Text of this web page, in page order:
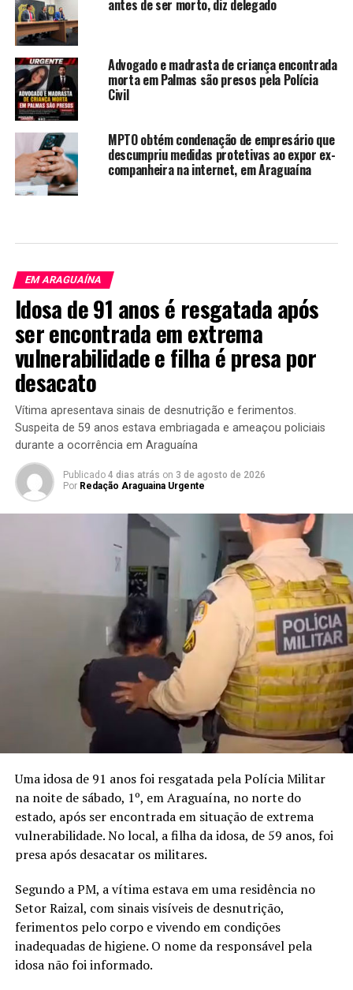
antes de ser morto, diz delegado
Advogado e madrasta de criança encontrada
morta em Palmas são presos pela Polícia
Civil
MPTO obtém condenação de empresário que
descumpriu medidas protetivas ao expor ex-
companheira na internet, em Araguaína
EM ARAGUAÍNA
Idosa de 91 anos é resgatada após
ser encontrada em extrema
vulnerabilidade e filha é presa por
desacato
Vítima apresentava sinais de desnutrição e ferimentos.
Suspeita de 59 anos estava embriagada e ameaçou policiais
durante a ocorrência em Araguaína
Publicado 4 dias atrás on 3 de agosto de 2026
Por Redação Araguaina Urgente
Uma idosa de 91 anos foi resgatada pela Polícia Militar
na noite de sábado, 1º, em Araguaína, no norte do
estado, após ser encontrada em situação de extrema
vulnerabilidade. No local, a filha da idosa, de 59 anos, foi
presa após desacatar os militares.
Segundo a PM, a vítima estava em uma residência no
Setor Raizal, com sinais visíveis de desnutrição,
ferimentos pelo corpo e vivendo em condições
inadequadas de higiene. O nome da responsável pela
idosa não foi informado.